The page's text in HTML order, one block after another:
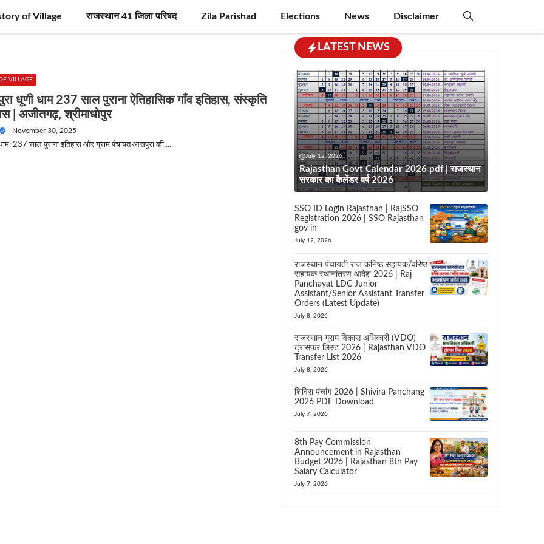
of Village राजस्थान 41 जिला परिषद Zila Parishad Elections News Disclaimer
VILLAGE
धूणी धाम 237 साल पुराना ऐतिहासिक गाँव इतिहास, संस्कृति
| अजीतगढ़, श्रीमाधोपुर
—November 30, 2025
237 साल पुराना इतिहास और ग्राम पंचायत आसपुरा की....
LATEST NEWS
July 12, 2026
Rajasthan Govt Calendar 2026 pdf | राजस्थान
सरकार का कैलेंडर वर्ष 2026
SSO ID Login Rajasthan | RajSSO
Registration 2026 | SSO Rajasthan
gov in
July 12, 2026
राजस्थान पंचायती राज कनिष्ठ सहायक/वरिष्ठ
सहायक स्थानांतरण आदेश 2026 | Raj
Panchayat LDC Junior
Assistant/Senior Assistant Transfer
Orders (Latest Update)
July 8, 2026
राजस्थान ग्राम विकास अधिकारी (VDO)
ट्रांसफर लिस्ट 2026 | Rajasthan VDO
Transfer List 2026
July 8, 2026
शिविरा पंचांग 2026 | Shivira Panchang
2026 PDF Download
July 7, 2026
8th Pay Commission
Announcement in Rajasthan
Budget 2026 | Rajasthan 8th Pay
Salary Calculator
July 7, 2026